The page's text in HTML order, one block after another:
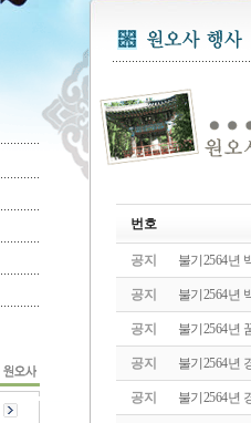
번호
공지 불기2564년
공지 불기2564년
공지 불기2564년
공지 불기2564년
공지 불기2564년